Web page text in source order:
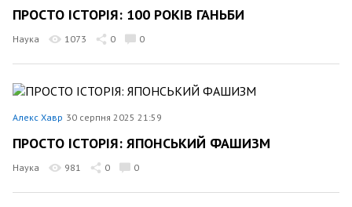
ПРОСТО ІСТОРІЯ: 100 РОКІВ ГАНЬБИ
Наука 1073 0 0
Алекс Хавр 30 серпня 2025 21:59
ПРОСТО ІСТОРІЯ: ЯПОНСЬКИЙ ФАШИЗМ
Наука 981 0 0